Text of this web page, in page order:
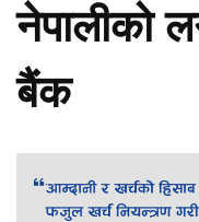
नेपालीको
बैंक